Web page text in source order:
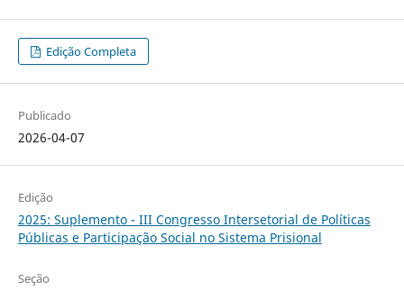
Edição Completa
Publicado
2026-04-07
Edição
2025: Suplemento - III Congresso Intersetorial de Políticas
Públicas e Participação Social no Sistema Prisional
Seção